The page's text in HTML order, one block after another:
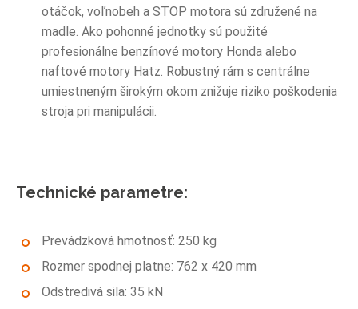
otáčok, voľnobeh a STOP motora sú združené na
madle. Ako pohonné jednotky sú použité
profesionálne benzínové motory Honda alebo
naftové motory Hatz. Robustný rám s centrálne
umiestneným širokým okom znižuje riziko poškodenia
stroja pri manipulácii.
Technické parametre:
Prevádzková hmotnosť: 250 kg
Rozmer spodnej platne: 762 x 420 mm
Odstredivá sila: 35 kN